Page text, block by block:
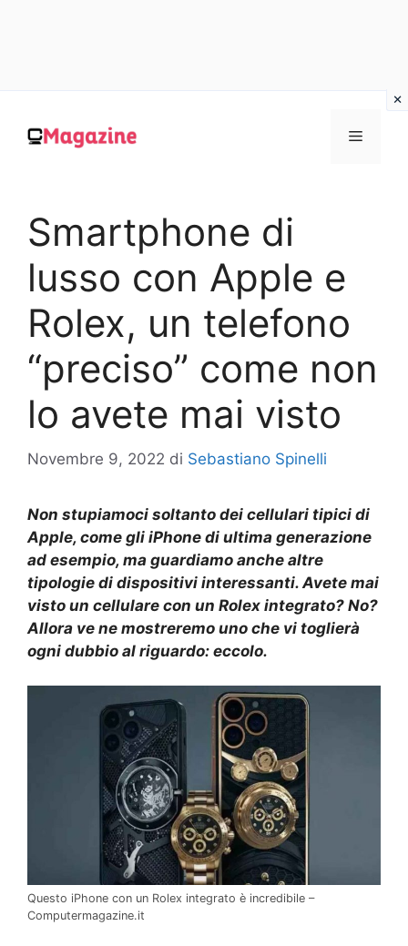
contenuto
MENU
Smartphone di
lusso con Apple e
Rolex, un telefono
“preciso” come non
lo avete mai visto
Novembre 9, 2022 di Sebastiano Spinelli
Non stupiamoci soltanto dei cellulari tipici di
Apple, come gli iPhone di ultima generazione
ad esempio, ma guardiamo anche altre
tipologie di dispositivi interessanti. Avete mai
visto un cellulare con un Rolex integrato? No?
Allora ve ne mostreremo uno che vi toglierà
ogni dubbio al riguardo: eccolo.
Questo iPhone con un Rolex integrato è incredibile –
Computermagazine.it